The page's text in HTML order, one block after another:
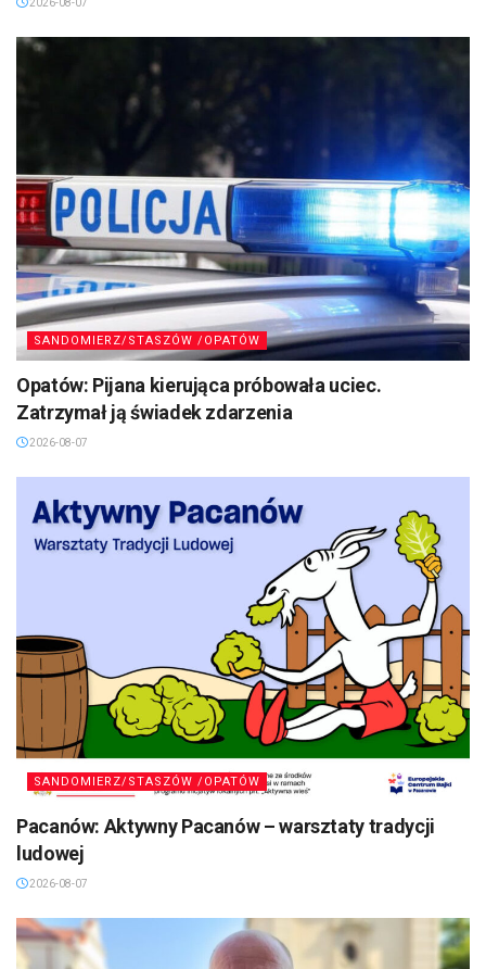
SANDOMIERZ/STASZÓW /OPATÓW
Opatów: Pijana kierująca próbowała uciec.
Zatrzymał ją świadek zdarzenia
2026-08-07
SANDOMIERZ/STASZÓW /OPATÓW
Pacanów: Aktywny Pacanów – warsztaty tradycji
ludowej
2026-08-07